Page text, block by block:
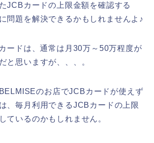
JCBカードの上限金額を確認する
問題を解決できるかもしれませんよ♪
ードは、通常は月30万～50万程度が
と思いますが、、、。
のお店でJCBカードが使えず
、毎月利用できるJCBカードの上限
ているのかもしれません。